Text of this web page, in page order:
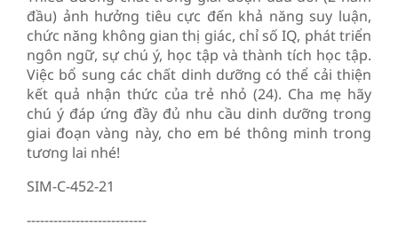
đầu) ảnh hưởng tiêu cực đến khả năng suy luận,
chức năng không gian thị giác, chỉ số IQ, phát triển
ngôn ngữ, sự chú ý, học tập và thành tích học tập.
Việc bổ sung các chất dinh dưỡng có thể cải thiện
kết quả nhận thức của trẻ nhỏ (24). Cha mẹ hãy
chú ý đáp ứng đầy đủ nhu cầu dinh dưỡng trong
giai đoạn vàng này, cho em bé thông minh trong
tương lai nhé!
SIM-C-452-21
---------------------------